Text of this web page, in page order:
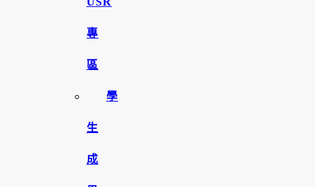
專
區
學
生
成